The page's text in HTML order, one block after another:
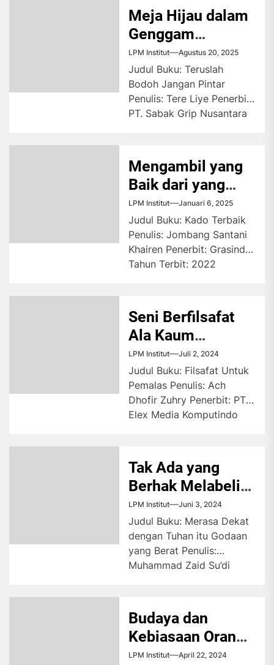
tersisihkan. Hal itu...
Meja Hijau dalam
Genggam
Korporasi
LPM Institut Agustus 20, 2025
Judul Buku: Teruslah
Bodoh Jangan Pintar
Penulis: Tere Liye Penerbit:
PT. Sabak Grip Nusantara
Mengambil yang
Baik dari yang
Terburuk
LPM Institut Januari 6, 2025
Judul Buku: Kado Terbaik
Penulis: Jombang Santani
Khairen Penerbit: Grasindo
Tahun Terbit: 2022
Masa...
Seni Berfilsafat
Ala Kaum
Rebahan
LPM Institut Juli 2, 2024
Judul Buku: Filsafat Untuk
Pemalas Penulis: Ach
Dhofir Zuhry Penerbit: PT
Elex Media Komputindo
Tak Ada yang
Berhak Melabeli
Kebenaran
LPM Institut Juni 3, 2024
Judul Buku: Merasa Dekat
dengan Tuhan itu Godaan
yang Berat Penulis:
Muhammad Zaid Su’di
Budaya dan
Kebiasaan Orang
Sumatra
LPM Institut April 22, 2024